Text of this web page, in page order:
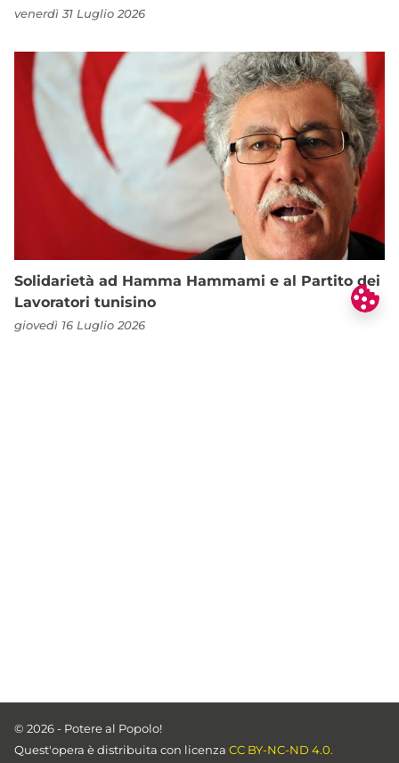
venerdì 31 Luglio 2026
Solidarietà ad Hamma Hammami e al Partito dei
Lavoratori tunisino
giovedì 16 Luglio 2026
© 2026 - Potere al Popolo!
Quest'opera è distribuita con licenza CC BY-NC-ND 4.0.